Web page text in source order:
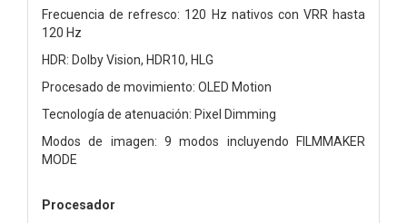
Frecuencia de refresco: 120 Hz nativos con VRR hasta
120 Hz
HDR: Dolby Vision, HDR10, HLG
Procesado de movimiento: OLED Motion
Tecnología de atenuación: Pixel Dimming
Modos de imagen: 9 modos incluyendo FILMMAKER
MODE
Procesador